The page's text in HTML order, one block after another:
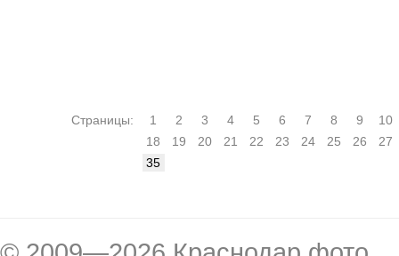
Страницы: 1 2 3 4 5 6 7 8 9
10
18
19 20 21 22 23 24 25 26
27
35